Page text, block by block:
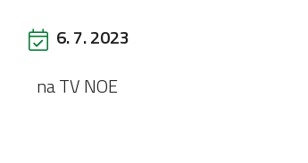
6. 7. 2023
na TV NOE